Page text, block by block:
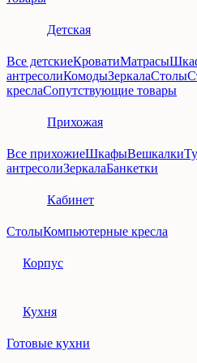
Детская
Все детскиеКроватиМатрасы
антресолиКомодыЗеркалаСтолы
креслаСопутствующие товары
Прихожая
Все прихожиеШкафыВешкалки
антресолиЗеркалаБанкетки
Кабинет
СтолыКомпьютерные кресла
Корпус
Кухня
Готовые кухни